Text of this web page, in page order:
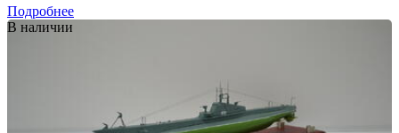
Подробнее
В наличии